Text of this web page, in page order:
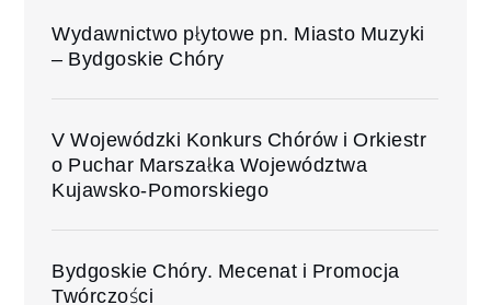
Wydawnictwo płytowe pn. Miasto Muzyki
– Bydgoskie Chóry
V Wojewódzki Konkurs Chórów i Orkiestr
o Puchar Marszałka Województwa
Kujawsko-Pomorskiego
Bydgoskie Chóry. Mecenat i Promocja
Twórczości